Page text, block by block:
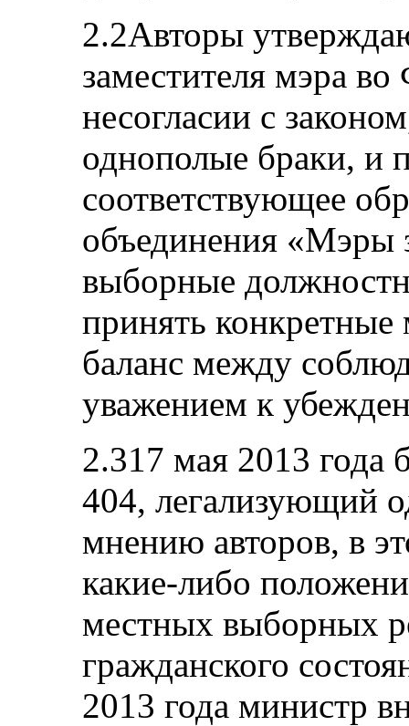
2.2Авторы
заместителя мэра
несогласии с
однополые браки, и
соответствующее
объединения «Мэры
выборные
принять
баланс между
уважением к
2.317 мая 2013
404, легализующий
мнению авторов, в
какие-либо
местных выборных
гражданского
2013 года министр